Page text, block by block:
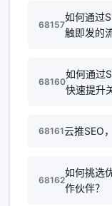
68157
如何通过
触即发的
68160
如何通过
快速提升
68161云推SEO
68162
如何挑选
作伙伴？